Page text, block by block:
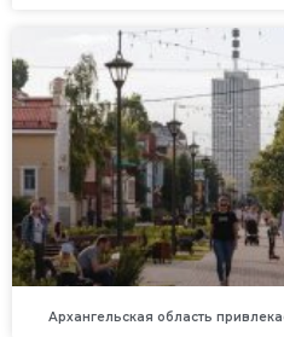
Архангельская область